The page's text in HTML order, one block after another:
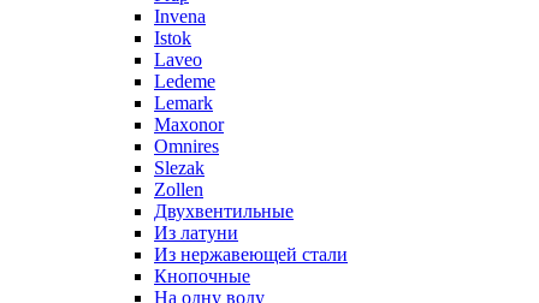
Invena
Istok
Laveo
Ledeme
Lemark
Maxonor
Omnires
Slezak
Zollen
Двухвентильные
Из латуни
Из нержавеющей стали
Кнопочные
На одну воду